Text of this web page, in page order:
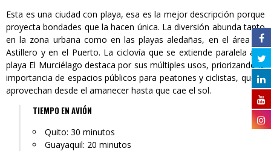
Esta es una ciudad con playa, esa es la mejor descripción porque
proyecta bondades que la hacen única. La diversión abunda tanto
en la zona urbana como en las playas aledañas, en el área del
Astillero y en el Puerto. La ciclovía que se extiende paralela a la
playa El Murciélago destaca por sus múltiples usos, priorizando la
importancia de espacios públicos para peatones y ciclistas, que la
aprovechan desde el amanecer hasta que cae el sol.
TIEMPO EN AVIÓN
Quito: 30 minutos
Guayaquil: 20 minutos